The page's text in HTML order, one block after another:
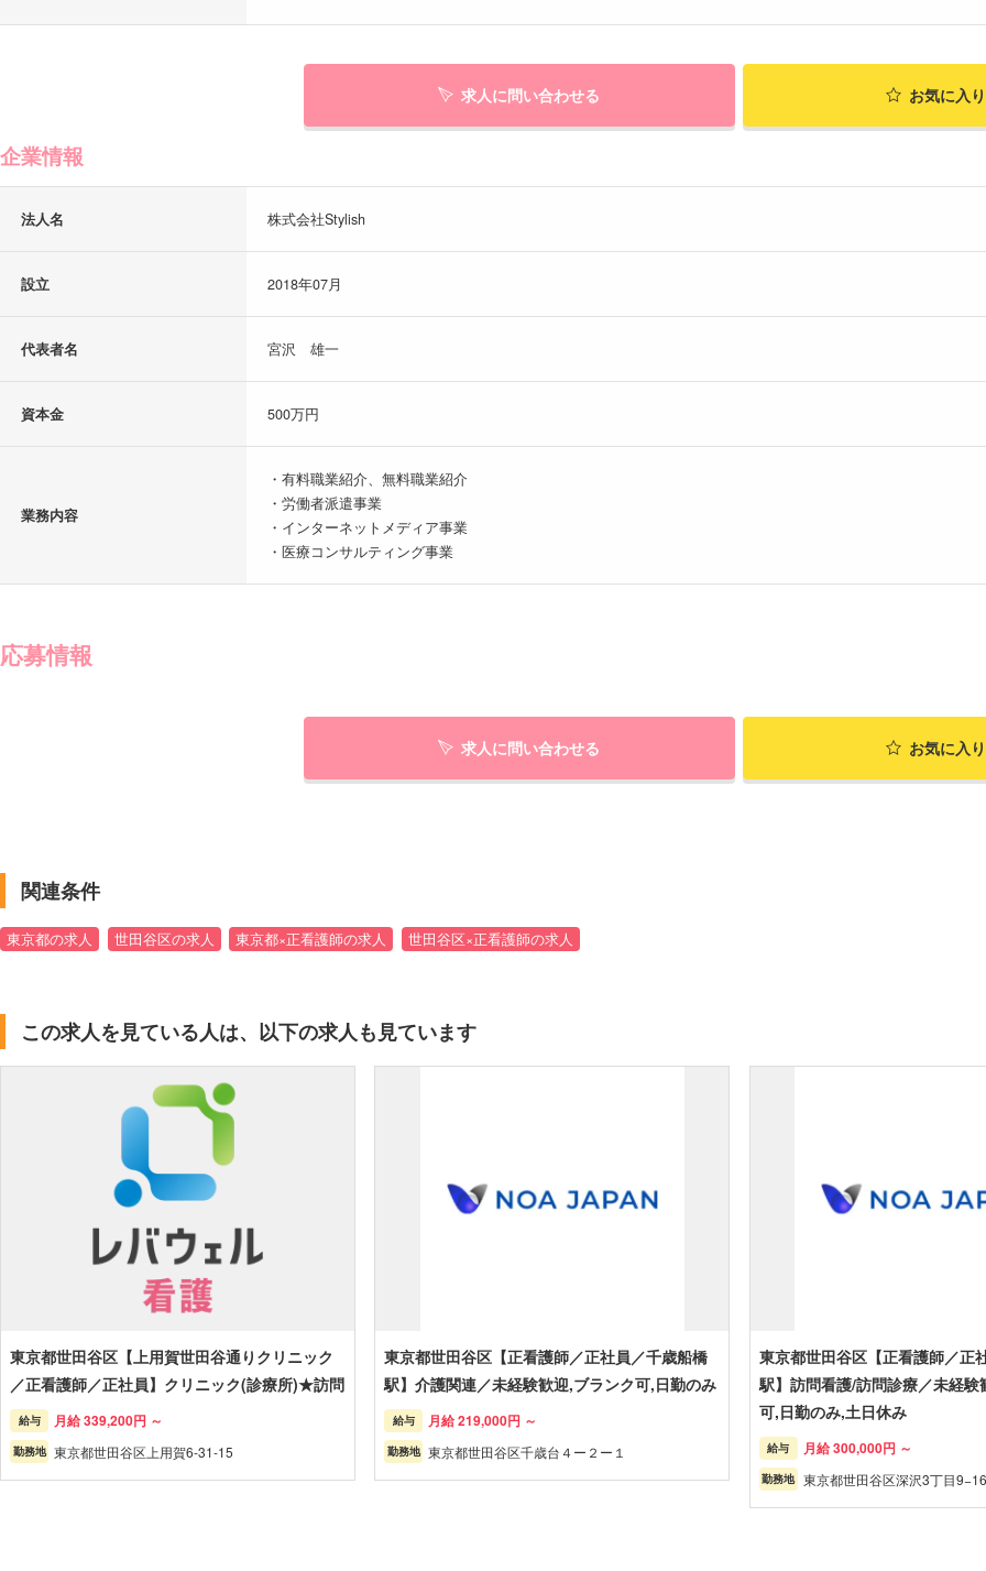
求人に問い合わせる お気に入
企業情報
法人名 株式会社Stylish
設立 2018年07月
代表者名 宮沢 雄一
資本金 500万円
業務内容
・有料職業紹介、無料職業紹介
・労働者派遣事業
・インターネットメディア事業
・医療コンサルティング事業
応募情報
求人に問い合わせる お気に入
関連条件
東京都の求人 世田谷区の求人 東京都×正看護師の求人 世田谷区×正看護師の求人
この求人を見ている人は、以下の求人も見ています
東京都世田谷区【上用賀世田谷通りクリニック
／正看護師／正社員】クリニック(診療所)★訪問
給与 月給 339,200円 ～
勤務地 東京都世田谷区上用賀6-31-15
東京都世田谷区【正看護師／正社員／千歳船橋
駅】介護関連／未経験歓迎,ブランク可,日勤のみ
給与 月給 219,000円 ～
勤務地 東京都世田谷区千歳台４ー２ー１
東京都世田谷区【正看護師／正
駅】訪問看護/訪問診療／未経験
可,日勤のみ,土日休み
給与 月給 300,000円 ～
勤務地 東京都世田谷区深沢3丁目9−16